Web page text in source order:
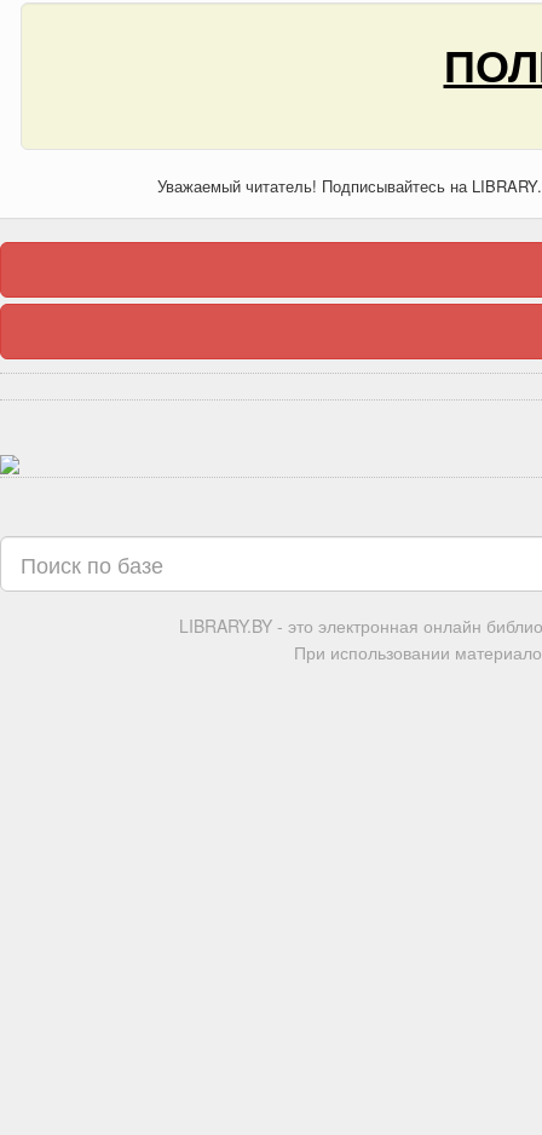
Уважаемый читатель! Подписывайтесь на
LIBRARY.BY - это электронная онлайн
При использовании